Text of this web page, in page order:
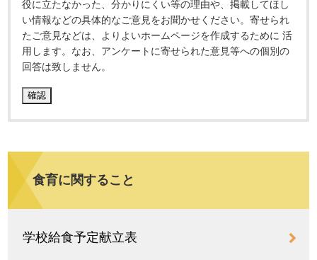
役に立たなかった、分かりにくい等の理由や、掲載してほし
い情報などの具体的なご意見をお聞かせください。寄せられ
たご意見などは、よりよいホームページを作成するために 活
用します。なお、アンケートに寄せられた意見等への個別の
回答は致しません。
食育に関すること
学校給食予定献立表